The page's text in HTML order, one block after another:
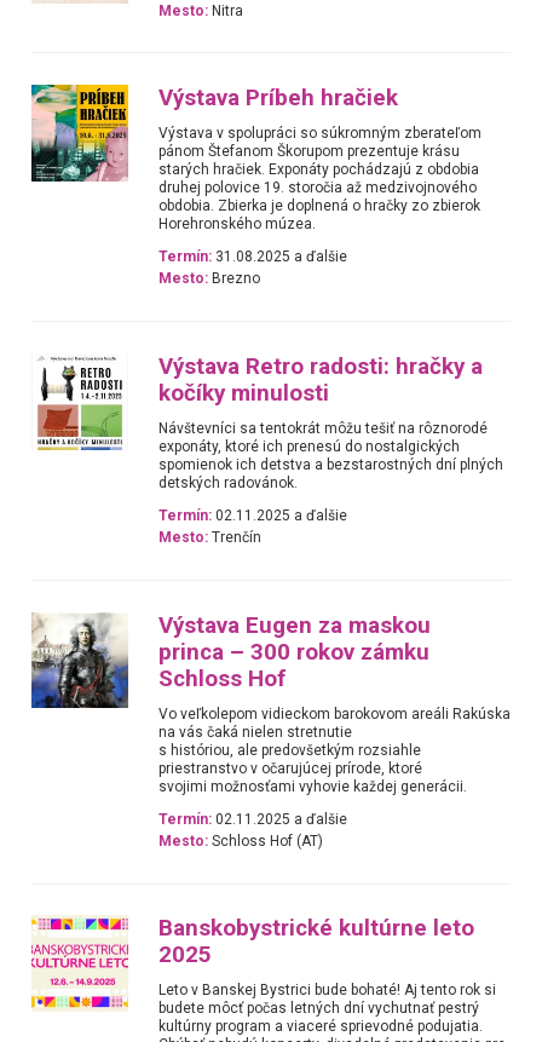
Mesto: Nitra
Výstava Príbeh hračiek
Výstava v spolupráci so súkromným zberateľom
pánom Štefanom Škorupom prezentuje krásu
starých hračiek. Exponáty pochádzajú z obdobia
druhej polovice 19. storočia až medzivojnového
obdobia. Zbierka je doplnená o hračky zo zbierok
Horehronského múzea.
Termín: 31.08.2025 a ďalšie
Mesto: Brezno
Výstava Retro radosti: hračky a
kočíky minulosti
Návštevníci sa tentokrát môžu tešiť na rôznorodé
exponáty, ktoré ich prenesú do nostalgických
spomienok ich detstva a bezstarostných dní plných
detských radovánok.
Termín: 02.11.2025 a ďalšie
Mesto: Trenčín
Výstava Eugen za maskou
princa – 300 rokov zámku
Schloss Hof
Vo veľkolepom vidieckom barokovom areáli Rakúska
na vás čaká nielen stretnutie
s históriou, ale predovšetkým rozsiahle
priestranstvo v očarujúcej prírode, ktoré
svojimi možnosťami vyhovie každej generácii.
Termín: 02.11.2025 a ďalšie
Mesto: Schloss Hof (AT)
Banskobystrické kultúrne leto
2025
Leto v Banskej Bystrici bude bohaté! Aj tento rok si
budete môcť počas letných dní vychutnať pestrý
kultúrny program a viaceré sprievodné podujatia.